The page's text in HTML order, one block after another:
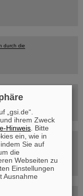
durch die
„gsi.de“.
ihrem Zweck
Hinweis . Bitte
ein, wie in
Sie auf
die
Webseiten zu
Einstellungen
Ausnahme